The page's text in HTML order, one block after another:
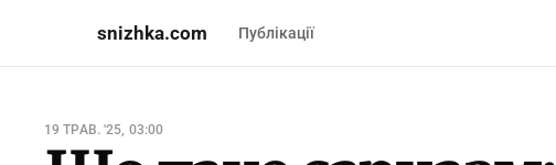
snizhka.com Публікації
19 ТРАВ. '25, 03:00